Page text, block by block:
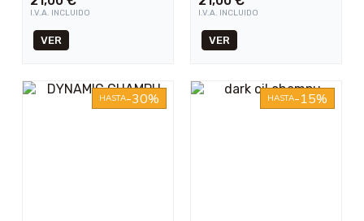
I.V.A. INCLUIDO
VER
I.V.A. INCLUIDO
VER
HASTA-30% HASTA-15%